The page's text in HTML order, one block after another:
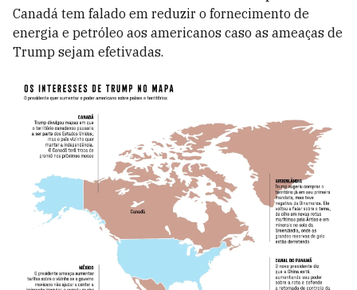
Canadá tem falado em reduzir o fornecimento de
energia e petróleo aos americanos caso as ameaças de
Trump sejam efetivadas.